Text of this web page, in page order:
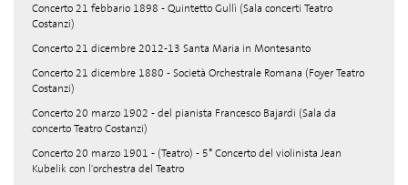
Concerto 21 febbario 1898 - Quintetto Gullì (Sala concerti Teatro
Costanzi)
Concerto 21 dicembre 2012-13 Santa Maria in Montesanto
Concerto 21 dicembre 1880 - Società Orchestrale Romana (Foyer Teatro
Costanzi)
Concerto 20 marzo 1902 - del pianista Francesco Bajardi (Sala da
concerto Teatro Costanzi)
Concerto 20 marzo 1901 - (Teatro) - 5° Concerto del violinista Jean
Kubelik con l'orchestra del Teatro